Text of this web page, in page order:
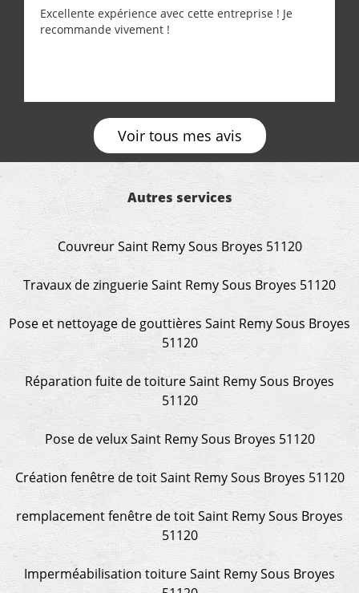
Excellente expérience avec cette entreprise ! Je
recommande vivement !
Voir tous mes avis
Autres services
Couvreur Saint Remy Sous Broyes 51120
Travaux de zinguerie Saint Remy Sous Broyes 51120
Pose et nettoyage de gouttières Saint Remy Sous Broyes
51120
Réparation fuite de toiture Saint Remy Sous Broyes
51120
Pose de velux Saint Remy Sous Broyes 51120
Création fenêtre de toit Saint Remy Sous Broyes 51120
remplacement fenêtre de toit Saint Remy Sous Broyes
51120
Imperméabilisation toiture Saint Remy Sous Broyes